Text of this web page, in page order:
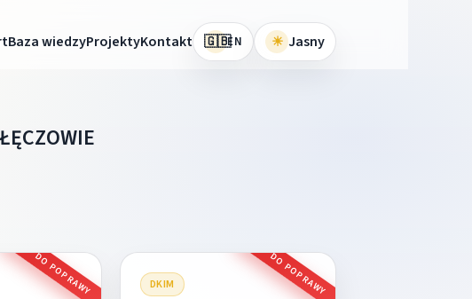
Baza wiedzyProjektyKontakt 🇬🇧EN ☀ Jasny
DO POPRAWY DKIM DO POPRAWY